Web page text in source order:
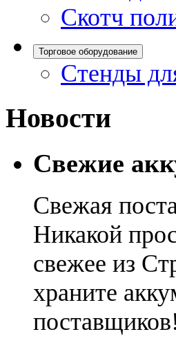
Скотч
Торговое оборудование
Стенды
Новости
Свежие
Свежая
Никакой
свежее из
храните
поставщиков!